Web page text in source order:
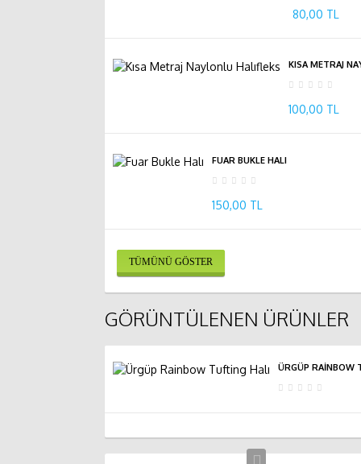
80,00 TL
KISA METRAJ
100,00 TL
FUAR BUKLE HALI
150,00 TL
TÜMÜNÜ GÖSTER
GÖRÜNTÜLENEN ÜRÜNLER
ÜRGÜP RAINBOW